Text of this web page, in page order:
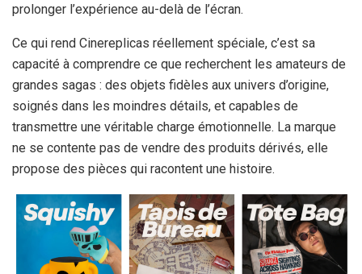
prolonger l’expérience au-delà de l’écran.
Ce qui rend Cinereplicas réellement spéciale, c’est sa
capacité à comprendre ce que recherchent les amateurs de
grandes sagas : des objets fidèles aux univers d’origine,
soignés dans les moindres détails, et capables de
transmettre une véritable charge émotionnelle. La marque
ne se contente pas de vendre des produits dérivés, elle
propose des pièces qui racontent une histoire.